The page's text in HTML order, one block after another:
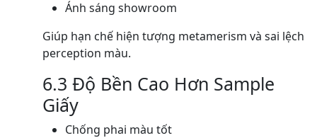
Ánh sáng showroom
Giúp hạn chế hiện tượng metamerism và sai lệch
perception màu.
6.3 Độ Bền Cao Hơn Sample
Giấy
Chống phai màu tốt